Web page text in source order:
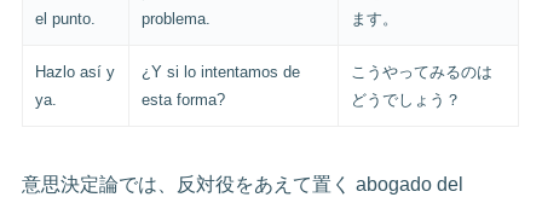
el punto.
problema.
ます。
Hazlo así y
ya.
¿Y si lo intentamos de
esta forma?
こうやってみるのは
どうでしょう？
意思決定論では、反対役をあえて置く abogado del